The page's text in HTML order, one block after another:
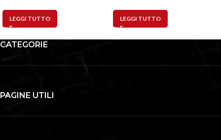
LEGGI TUTTO LEGGI TUTTO
CATEGORIE
PAGINE UTILI